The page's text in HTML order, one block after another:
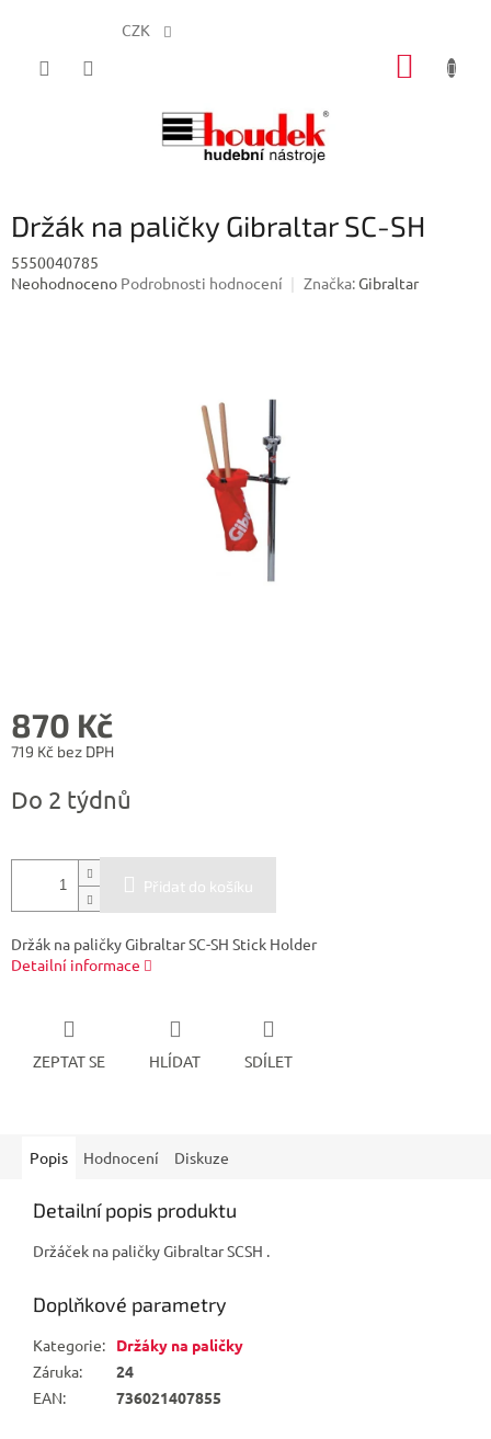
CZK
Držák na paličky Gibraltar SC-SH
5550040785
Průměrné
Neohodnoceno Podrobnosti hodnocení Značka:Gibraltar
870 Kč
719 Kč bez DPH
cena:
Do 2 týdnů
Přidat do košíku
Držák na paličky Gibraltar SC-SH Stick Holder
Detailní informace
ZEPTAT SE HLÍDAT SDÍLET
Popis Hodnocení Diskuze
Detailní popis produktu
Držáček na paličky Gibraltar SCSH .
Doplňkové parametry
Kategorie:
Držáky na paličky
Záruka:
24
EAN: 736021407855